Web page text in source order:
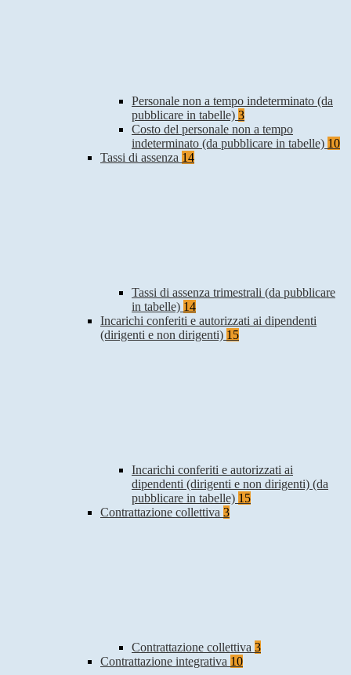
Personale non a tempo indeterminato (da
pubblicare in tabelle) 3
Costo del personale non a tempo
indeterminato (da pubblicare in tabelle) 10
Tassi di assenza 14
Tassi di assenza trimestrali (da pubblicare
in tabelle) 14
Incarichi conferiti e autorizzati ai dipendenti
(dirigenti e non dirigenti) 15
Incarichi conferiti e autorizzati ai
dipendenti (dirigenti e non dirigenti) (da
pubblicare in tabelle) 15
Contrattazione collettiva 3
Contrattazione collettiva 3
Contrattazione integrativa 10